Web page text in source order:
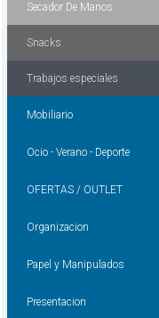
Secador De Manos
Snacks
Trabajos especiales
Mobiliario
Ocio - Verano - Deporte
OFERTAS / OUTLET
Organizacion
Papel y Manipulados
Presentacion